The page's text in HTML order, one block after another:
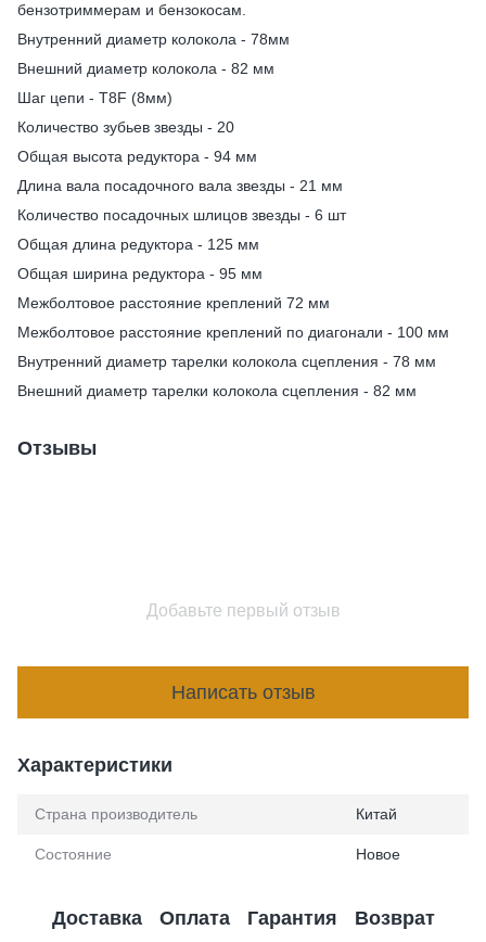
бензотриммерам и бензокосам.
Внутренний диаметр колокола - 78мм
Внешний диаметр колокола - 82 мм
Шаг цепи - T8F (8мм)
Количество зубьев звезды - 20
Общая высота редуктора - 94 мм
Длина вала посадочного вала звезды - 21 мм
Количество посадочных шлицов звезды - 6 шт
Общая длина редуктора - 125 мм
Общая ширина редуктора - 95 мм
Межболтовое расстояние креплений 72 мм
Межболтовое расстояние креплений по диагонали - 100 мм
Внутренний диаметр тарелки колокола сцепления - 78 мм
Внешний диаметр тарелки колокола сцепления - 82 мм
Отзывы
Добавьте первый отзыв
Написать отзыв
Характеристики
Страна производитель Китай
Состояние Новое
Доставка Оплата Гарантия Возврат